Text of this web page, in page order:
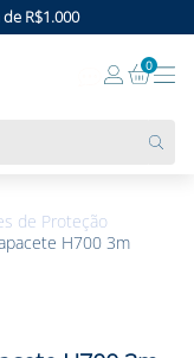
R$1.000
0
de Proteção
H700 3m